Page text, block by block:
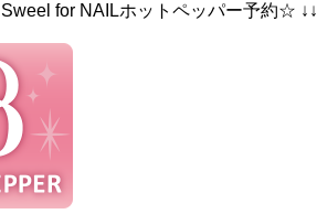
for NAILホットペッパー予約☆ ↓↓